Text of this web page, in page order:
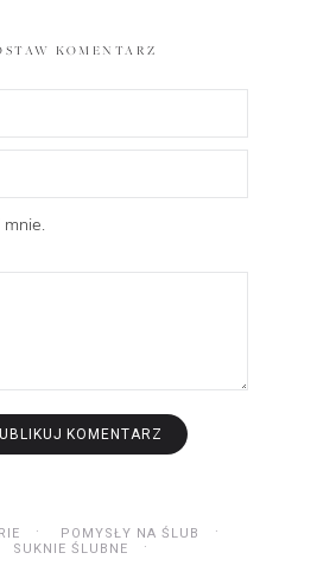
KOMENTARZ
POMYSŁY NA ŚLUB
SUKNIE ŚLUBNE